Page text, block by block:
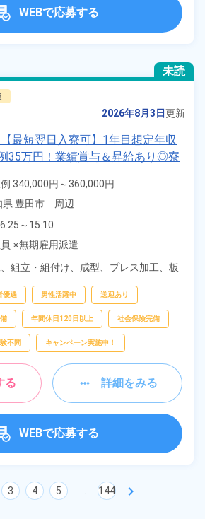
WEBで応募する
未読
2026年8月3日更新
【最短翌日入寮可】1年目想定年収
35万円！業績賞与＆昇給あり◎寮
★寮から職場まで送迎つき◎土日
日！自動車のプレス加工や組立作
》
例 340,000円～360,000円
251,000円～251,000円
県 豊田市　周辺
～15:10
～01:50
～17:30
※無期雇用派遣
組立・組付け、 成型、 プレス加工、 板
、
優遇 男性活躍中 送迎あり
年間休日120日以上 社会保険完備
不問 キャンペーン実施中！
る 詳細をみる
WEBで応募する
3 4 5 144 chevron_right